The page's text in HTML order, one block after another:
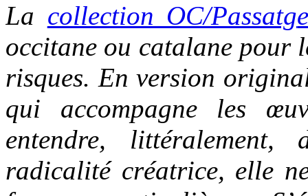
La collection OC/Passatg
occitane ou catalane pour
risques. En version
qui accompagne les
entendre,
radicalité créatrice, elle